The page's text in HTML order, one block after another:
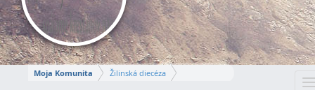
Moja Komunita Žilinská diecéza